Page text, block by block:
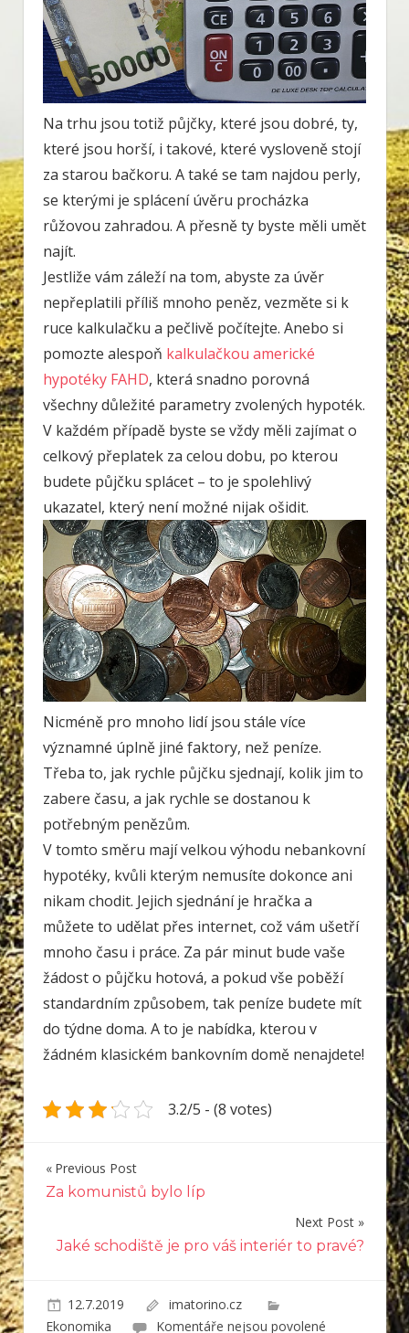
Na trhu jsou totiž půjčky, které jsou dobré, ty,
které jsou horší, i takové, které vysloveně stojí
za starou bačkoru. A také se tam najdou perly,
se kterými je splácení úvěru procházka
růžovou zahradou. A přesně ty byste měli umět
najít.
Jestliže vám záleží na tom, abyste za úvěr
nepřeplatili příliš mnoho peněz, vezměte si k
ruce kalkulačku a pečlivě počítejte. Anebo si
pomozte alespoň kalkulačkou americké
hypotéky FAHD, která snadno porovná
všechny důležité parametry zvolených hypoték.
V každém případě byste se vždy měli zajímat o
celkový přeplatek za celou dobu, po kterou
budete půjčku splácet – to je spolehlivý
ukazatel, který není možné nijak ošidit.
Nicméně pro mnoho lidí jsou stále více
významné úplně jiné faktory, než peníze.
Třeba to, jak rychle půjčku sjednají, kolik jim to
zabere času, a jak rychle se dostanou k
potřebným penězům.
V tomto směru mají velkou výhodu nebankovní
hypotéky, kvůli kterým nemusíte dokonce ani
nikam chodit. Jejich sjednání je hračka a
můžete to udělat přes internet, což vám ušetří
mnoho času i práce. Za pár minut bude vaše
žádost o půjčku hotová, a pokud vše poběží
standardním způsobem, tak peníze budete mít
do týdne doma. A to je nabídka, kterou v
žádném klasickém bankovním domě nenajdete!
3.2/5 - (8 votes)
Navigace
pro
příspěvek
Previous Post
Za komunistů bylo líp
Next Post
Jaké schodiště je pro váš interiér to pravé?
12.7.2019
imatorino.cz
Ekonomika
Komentáře nejsou povolenéu